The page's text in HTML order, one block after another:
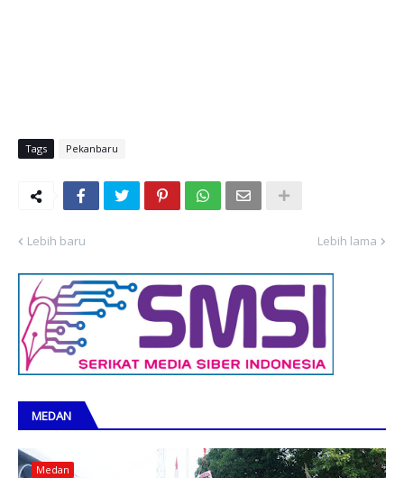
Tags Pekanbaru
Lebih baru Lebih lama
MEDAN
Medan